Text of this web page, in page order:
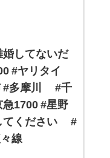
してないだ
#ヤリタイ
#多摩川 #千
1700 #星野
てください #
線